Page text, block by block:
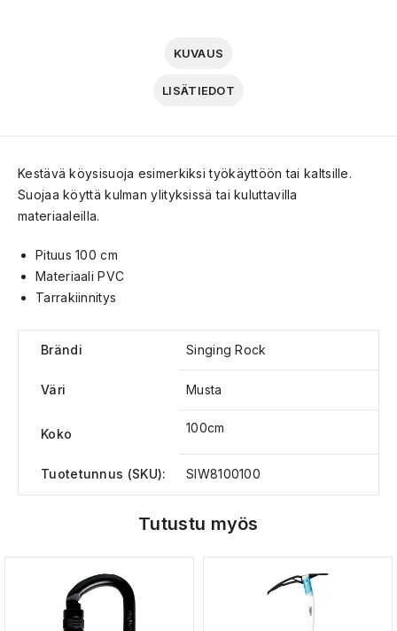
KUVAUS
LISÄTIEDOT
Kestävä köysisuoja esimerkiksi työkäyttöön tai kaltsille.
Suojaa köyttä kulman ylityksissä tai kuluttavilla
materiaaleilla.
Pituus 100 cm
Materiaali PVC
Tarrakiinnitys
Brändi Singing Rock
Väri Musta
Koko 100cm
Tuotetunnus (SKU): SIW8100100
Tutustu myös